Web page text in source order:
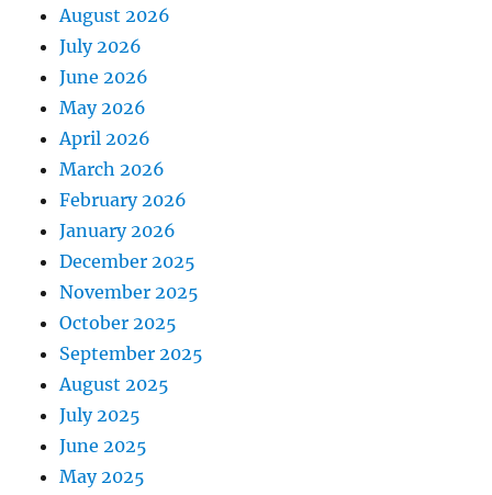
August 2026
July 2026
June 2026
May 2026
April 2026
March 2026
February 2026
January 2026
December 2025
November 2025
October 2025
September 2025
August 2025
July 2025
June 2025
May 2025